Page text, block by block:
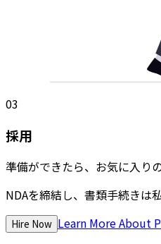
03
採用
準備ができたら、お気に入り
NDAを締結し、書類手続きは
Hire Now Learn More About